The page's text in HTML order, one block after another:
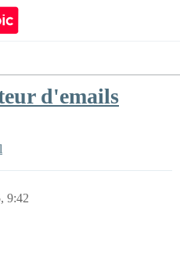
d'emails
9:42